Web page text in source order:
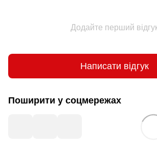
Додайте перший
Написати відгук
Поширити у соцмережах